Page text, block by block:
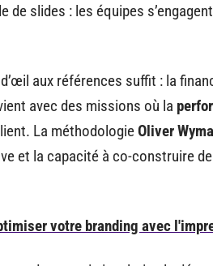
de slides : les équipes
aux références suffit : la
avec des missions où la
La méthodologieOliver
et la capacité à co-construire
votre branding avec